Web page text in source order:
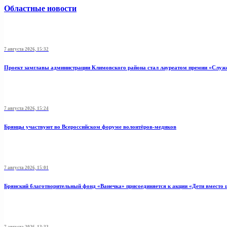
Областные новости
7 августа 2026, 15:32
Проект замглавы администрации Климовского района стал лауреатом премии
7 августа 2026, 15:24
Брянцы участвуют во Всероссийском форуме волонтёров-медиков
7 августа 2026, 15:01
Брянский благотворительный фонд «Ванечка» присоединяется к акции «Дети вместо